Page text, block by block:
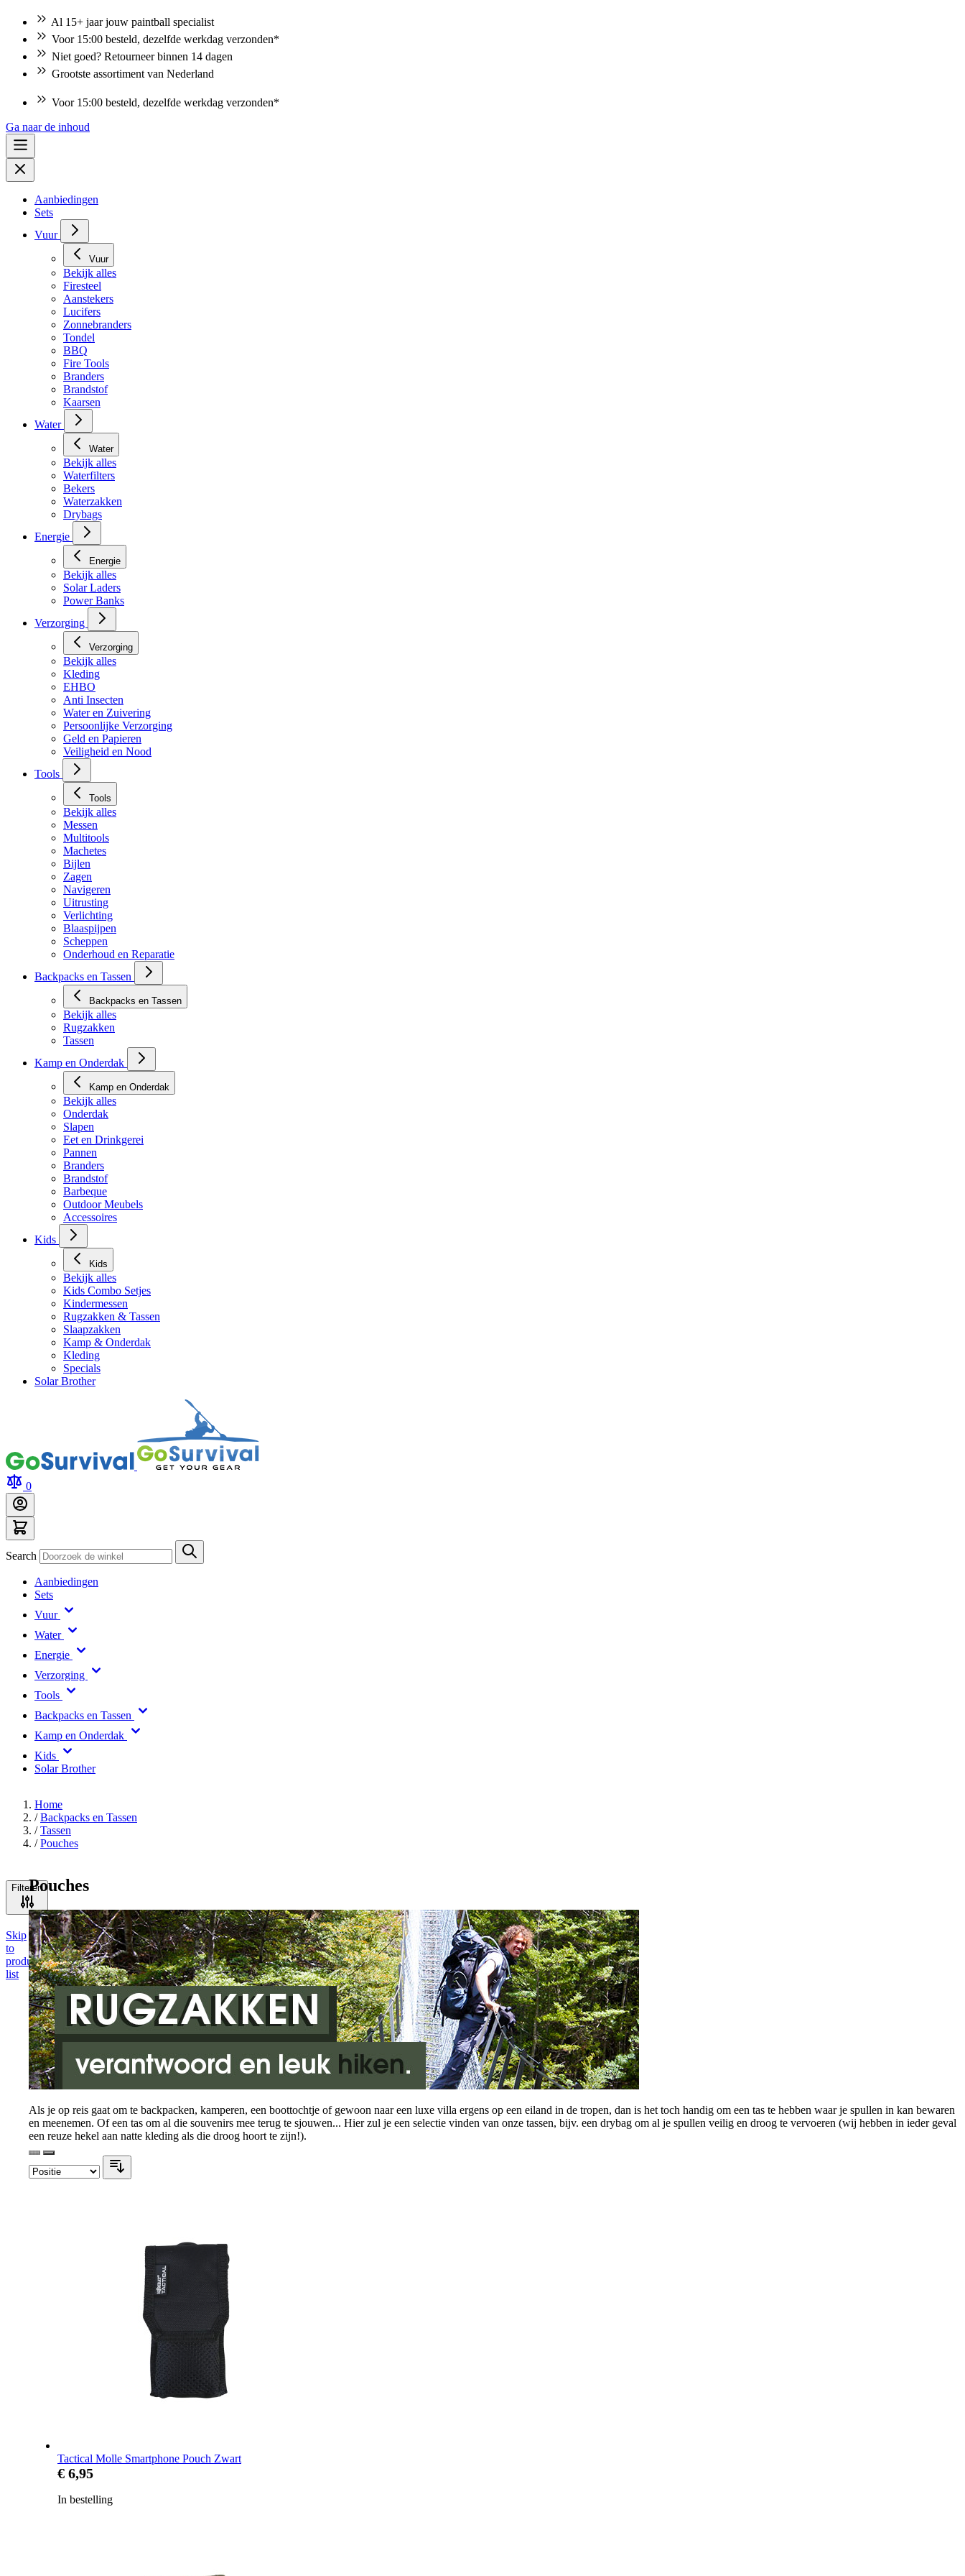
Al 15+ jaar jouw paintball specialist
Voor 15:00 besteld, dezelfde werkdag verzonden*
Niet goed? Retourneer binnen 14 dagen
Grootste assortiment van Nederland
Voor 15:00 besteld, dezelfde werkdag verzonden*
Ga naar de inhoud
Aanbiedingen
Sets
Vuur
Vuur
Bekijk alles
Firesteel
Aanstekers
Lucifers
Zonnebranders
Tondel
BBQ
Fire Tools
Branders
Brandstof
Kaarsen
Water
Water
Bekijk alles
Waterfilters
Bekers
Waterzakken
Drybags
Energie
Energie
Bekijk alles
Solar Laders
Power Banks
Verzorging
Verzorging
Bekijk alles
Kleding
EHBO
Anti Insecten
Water en Zuivering
Persoonlijke Verzorging
Geld en Papieren
Veiligheid en Nood
Tools
Tools
Bekijk alles
Messen
Multitools
Machetes
Bijlen
Zagen
Navigeren
Uitrusting
Verlichting
Blaaspijpen
Scheppen
Onderhoud en Reparatie
Backpacks en Tassen
Backpacks en Tassen
Bekijk alles
Rugzakken
Tassen
Kamp en Onderdak
Kamp en Onderdak
Bekijk alles
Onderdak
Slapen
Eet en Drinkgerei
Pannen
Branders
Brandstof
Barbeque
Outdoor Meubels
Accessoires
Kids
Kids
Bekijk alles
Kids Combo Setjes
Kindermessen
Rugzakken & Tassen
Slaapzakken
Kamp & Onderdak
Kleding
Specials
Solar Brother
0
Search
Aanbiedingen
Sets
Vuur
Water
Energie
Verzorging
Tools
Backpacks en Tassen
Kamp en Onderdak
Kids
Solar Brother
Home
/ Backpacks en Tassen
/ Tassen
/ Pouches
Filteren
Skip
to
product
list
Pouches
Als je op reis gaat om te backpacken, kamperen, een boottochtje of gewoon naar een luxe villa ergens op een eiland in de tropen, dan is het toch handig om een tas te hebben waar je spullen in kan bewaren
en meenemen. Of een tas om al die souvenirs mee terug te sjouwen... Hier zul je een selectie vinden van onze tassen, bijv. een drybag om al je spullen veilig en droog te vervoeren (wij hebben in ieder geval
een reuze hekel aan natte kleding als die droog hoort te zijn!).
Tactical Molle Smartphone Pouch Zwart
€ 6,95
In bestelling